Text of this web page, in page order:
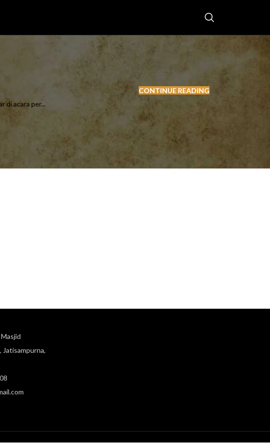
di acara per...
CONTINUE READING
Jatisampurna,